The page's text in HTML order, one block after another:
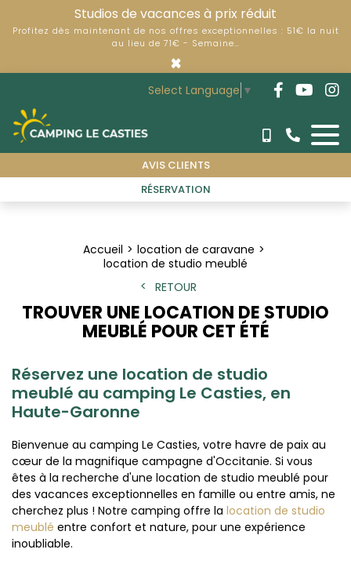
Studios de vacances à prix réduit
Profitez dès maintenant de nos offres exceptionnelles : 51€ la nuit
au lieu de 71€ - Semaine…
×
Select Language ▼
AVIS CLIENTS
RÉSERVATION
Accueil
location de caravane
location de studio meublé
RETOUR
TROUVER UNE LOCATION DE STUDIO
MEUBLÉ POUR CET ÉTÉ
Réservez une location de studio
meublé au camping Le Casties, en
Haute-Garonne
Bienvenue au camping Le Casties, votre havre de paix au
cœur de la magnifique campagne d'Occitanie. Si vous
êtes à la recherche d'une location de studio meublé pour
des vacances exceptionnelles en famille ou entre amis, ne
cherchez plus ! Notre camping offre la location de studio
meublé entre confort et nature, pour une expérience
inoubliable.